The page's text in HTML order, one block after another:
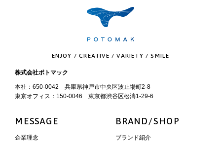
ENJOY / CREATIVE / VARIETY / SMILE
株式会社ポトマック
本社：650-0042 兵庫県神戸市中央区波止場町2-8
東京オフィス：150-0046 東京都渋谷区松濤1-29-6
MESSAGE
企業理念
BRAND/SHOP
ブランド紹介